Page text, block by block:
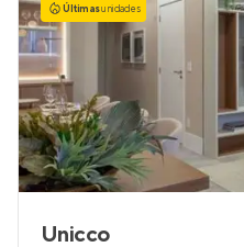
Últimasunidades
Unicco